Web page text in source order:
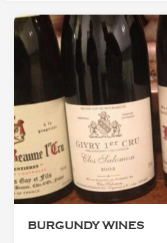
BURGUNDY WINES